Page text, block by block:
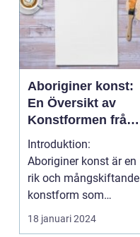
Aboriginer konst:
En Översikt av
Konstformen från
Australiens
Urinvånare
Introduktion:
Aboriginer konst är en
rik och mångskiftande
konstform som
härstammar från
Australiens...
18 januari 2024